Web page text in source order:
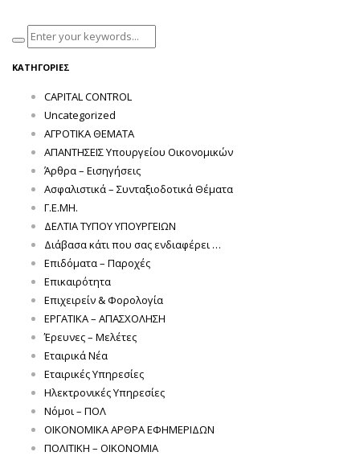
ΚΑΤΗΓΟΡΊΕΣ
CAPITAL CONTROL
Uncategorized
ΑΓΡΟΤΙΚΑ ΘΕΜΑΤΑ
ΑΠΑΝΤΗΣΕΙΣ Υπουργείου Οικονομικών
Άρθρα – Εισηγήσεις
Ασφαλιστικά – Συνταξιοδοτικά Θέματα
Γ.Ε.ΜΗ.
ΔΕΛΤΙΑ ΤΥΠΟΥ ΥΠΟΥΡΓΕΙΩΝ
Διάβασα κάτι που σας ενδιαφέρει …
Επιδόματα – Παροχές
Επικαιρότητα
Επιχειρείν & Φορολογία
ΕΡΓΑΤΙΚΑ – ΑΠΑΣΧΟΛΗΣΗ
Έρευνες – Μελέτες
Εταιρικά Νέα
Εταιρικές Υπηρεσίες
Ηλεκτρονικές Υπηρεσίες
Νόμοι – ΠΟΛ
ΟΙΚΟΝΟΜΙΚΑ ΑΡΘΡΑ ΕΦΗΜΕΡΙΔΩΝ
ΠΟΛΙΤΙΚΗ – ΟΙΚΟΝΟΜΙΑ